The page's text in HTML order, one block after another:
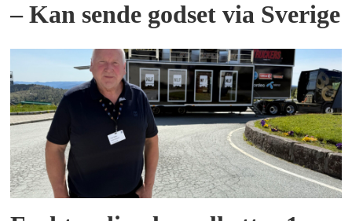
– Kan sende godset via Sverige